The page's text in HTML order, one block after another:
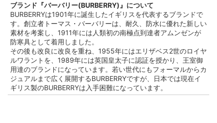
ブランド『バーバリー(BURBERRY)』について
BURBERRYは1901年に誕生したイギリスを代表するブランドで
す。創立者トーマス・バーバリーは、耐久、防水に優れた新しい
素材を考案し、1911年には人類初の南極点到達者アムンゼンが
防寒具として着用しました。
その後も改良に改良を重ね、1955年にはエリザベス2世のロイヤ
ルワラントを、1989年には英国皇太子に認証を授かり、王室御
用達のブランドになっています。若い世代にもフォーマルからカ
ジュアルまで広く展開するBURBERRYですが、日本では現在イ
ギリス製のBURBERRYは入手困難になっています。